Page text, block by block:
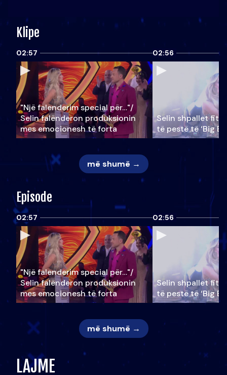
Klipe
02:57
"Një falenderim special për…"/
Selin falënderon produksionin
mes emocionesh të forta
02:56
Selin shpallet
të pestë të ‘Big
më shumë →
Episode
02:57
"Një falenderim special për…"/
Selin falënderon produksionin
mes emocionesh të forta
02:56
Selin shpallet
të pestë të ‘Big
më shumë →
LAJME